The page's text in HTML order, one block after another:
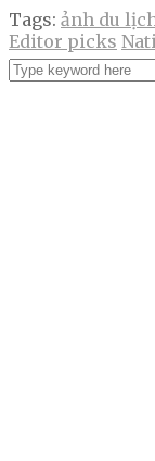
Tags: ảnh du
Editor picks